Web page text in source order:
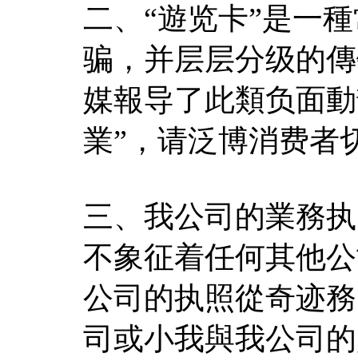
二、“遊览卡”是一
骗，并层层分级的
媒報导了此類负面
業”，请泛博消费者
三、我公司的業務
不象征着任何其他
公司的执照從奇迹
司或小我與我公司